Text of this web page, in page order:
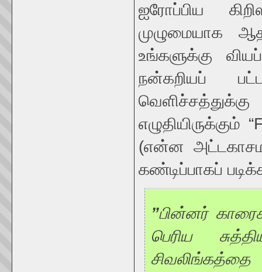
ஐரோப்பிய
முழுமையாக
உங்களுக்கு
நன்கறியப்
(என்ன
கண்டிப்பாகப்
”பின்னர்
பெரிய
சிவலிங்கத்தை